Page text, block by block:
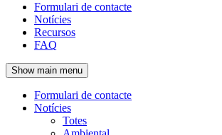
Navegació
principal
de
l'encapçalament
Formulari de contacte
Notícies
Recursos
FAQ
Show main menu
Navegació
Formulari de contacte
Notícies
Totes